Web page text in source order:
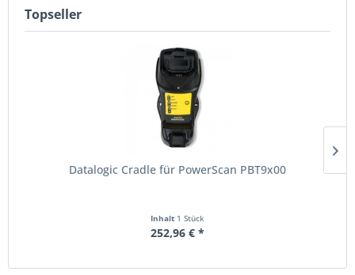
Topseller
Datalogic Cradle für PowerScan PBT9x00
Inhalt 1 Stück
252,96 € *